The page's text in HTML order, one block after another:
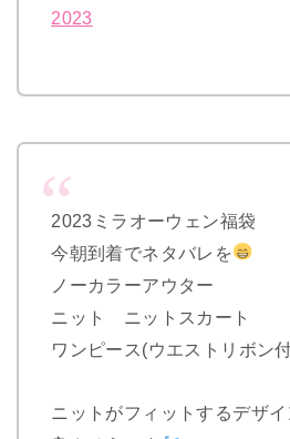
2023
2023ミラオーウェン福袋
今朝到着でネタバレを
ノーカラーアウター
ニット ニットスカート
ワンピース(ウエストリボン
ニットがフィットするデザ